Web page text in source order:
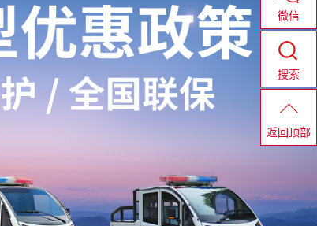
微信
搜索
返回顶部